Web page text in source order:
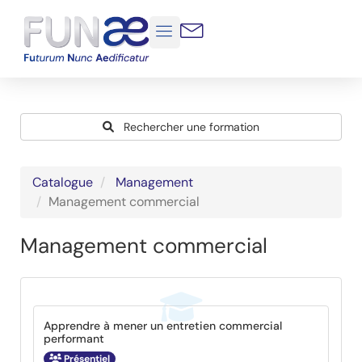
formationsRechercher une formation
Catalogue
Management
Management commercial
Management commercial
Apprendre à mener un entretien commercial
performant
Présentiel